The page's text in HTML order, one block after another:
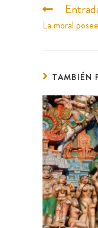
La moral
TAMBIÉN